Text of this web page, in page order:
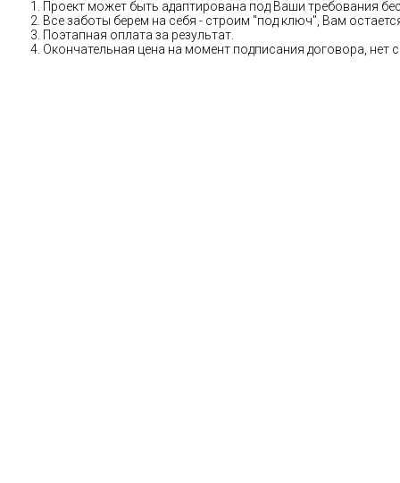
Проект может быть адаптирована под Ваши требования
Все заботы берем на себя - строим "под ключ", Вам
Поэтапная оплата за результат.
Окончательная цена на момент подписания договора, нет